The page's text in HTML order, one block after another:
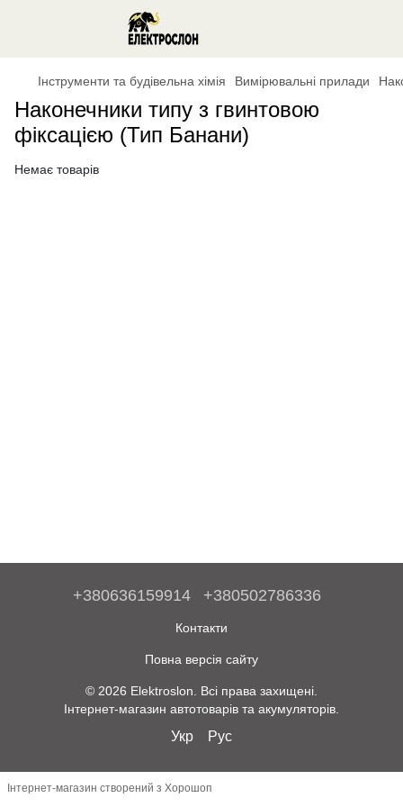
Інструменти та будівельна хімія Вимірювальні прилади
Наконечники типу з гвинтовою
фіксацією (Тип Банани)
Немає товарів
+380636159914 +380502786336
Контакти
Повна версія сайту
© 2026 Elektroslon. Всі права захищені.
Інтернет-магазин автотоварів та акумуляторів.
Укр Рус
Інтернет-магазин створений з Хорошоп